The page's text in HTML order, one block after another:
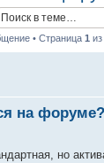
• Страница 1 из
на форуме?
но